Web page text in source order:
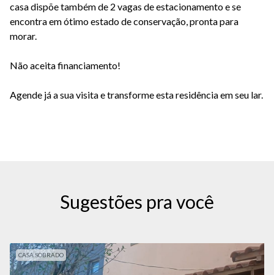
casa dispõe também de 2 vagas de estacionamento e se
encontra em ótimo estado de conservação, pronta para
morar.
Não aceita financiamento!
Agende já a sua visita e transforme esta residência em seu lar.
Sugestões pra você
CASA SOBRADO